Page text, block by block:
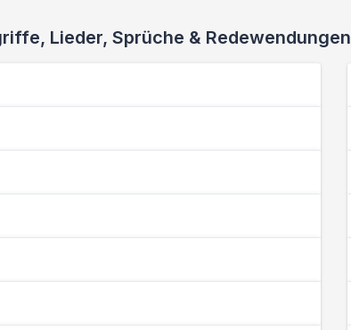
Lieder, Sprüche & Redewendungen